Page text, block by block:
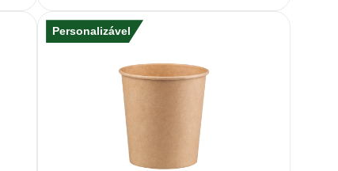
Personalizável